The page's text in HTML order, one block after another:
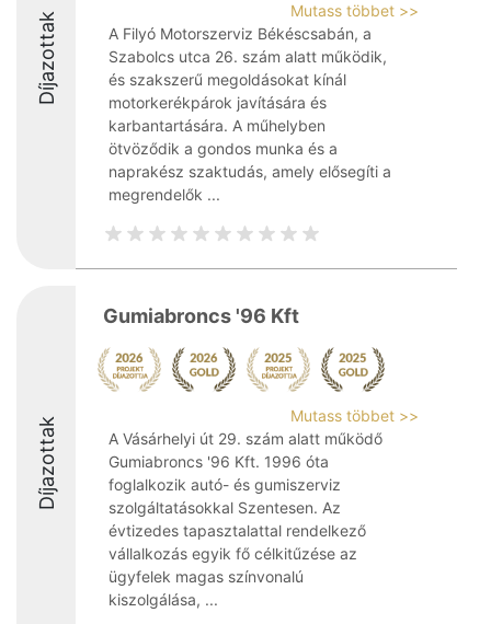
Díjazottak
Mutass többet >>
A Filyó Motorszerviz Békéscsabán, a
Szabolcs utca 26. szám alatt működik,
és szakszerű megoldásokat kínál
motorkerékpárok javítására és
karbantartására. A műhelyben
ötvöződik a gondos munka és a
naprakész szaktudás, amely elősegíti a
megrendelők ...
Díjazottak
Gumiabroncs '96 Kft
Mutass többet >>
A Vásárhelyi út 29. szám alatt működő
Gumiabroncs '96 Kft. 1996 óta
foglalkozik autó- és gumiszerviz
szolgáltatásokkal Szentesen. Az
évtizedes tapasztalattal rendelkező
vállalkozás egyik fő célkitűzése az
ügyfelek magas színvonalú
kiszolgálása, ...